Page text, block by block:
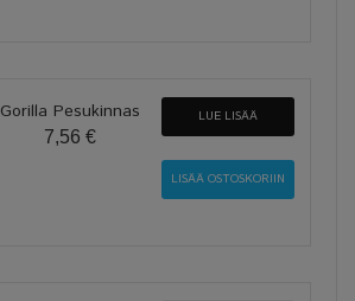
Gorilla Pesukinnas
7,56 €
LUE LISÄÄ